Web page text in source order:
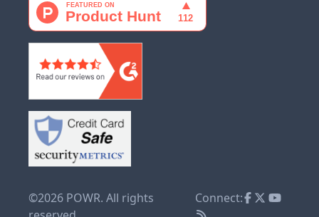
©2026 POWR. All rights
Connect: